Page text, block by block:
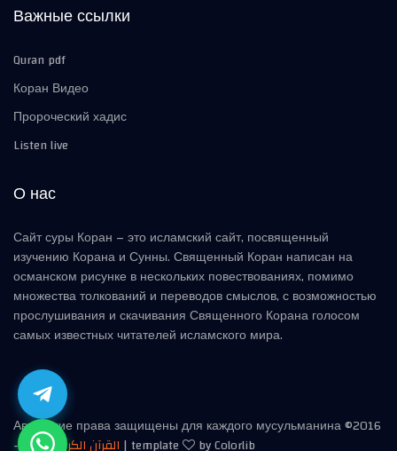
Важные ссылки
Quran pdf
Коран Видео
Пророческий хадис
Listen live
О нас
Сайт суры Коран – это исламский сайт, посвященный
изучению Корана и Сунны. Священный Коран написан на
османском рисунке в нескольких повествованиях, помимо
множества толкований и переводов смыслов, с возможностью
прослушивания и скачивания Священного Корана голосом
самых известных читателей исламского мира.
Авторские права защищены для каждого мусульманина ©2016
- 2026 القرآن الكريم | template by Colorlib